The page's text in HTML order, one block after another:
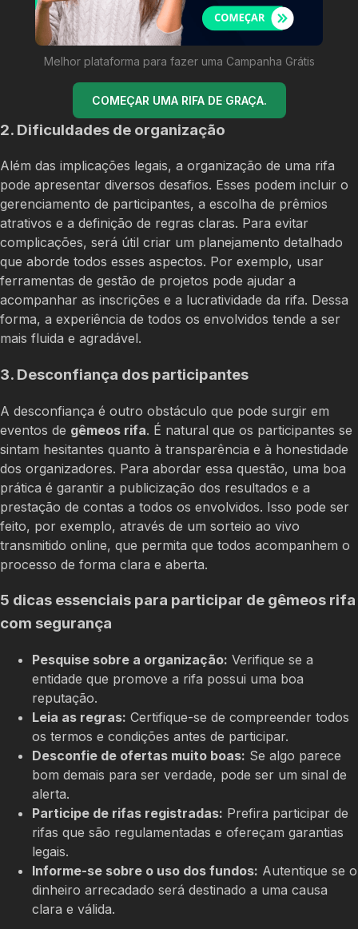
Melhor plataforma para fazer uma Campanha Grátis
COMEÇAR UMA RIFA DE GRAÇA.
2. Dificuldades de organização
Além das implicações legais, a organização de uma rifa
pode apresentar diversos desafios. Esses podem incluir o
gerenciamento de participantes, a escolha de prêmios
atrativos e a definição de regras claras. Para evitar
complicações, será útil criar um planejamento detalhado
que aborde todos esses aspectos. Por exemplo, usar
ferramentas de gestão de projetos pode ajudar a
acompanhar as inscrições e a lucratividade da rifa. Dessa
forma, a experiência de todos os envolvidos tende a ser
mais fluida e agradável.
3. Desconfiança dos participantes
A desconfiança é outro obstáculo que pode surgir em
eventos de gêmeos rifa. É natural que os participantes se
sintam hesitantes quanto à transparência e à honestidade
dos organizadores. Para abordar essa questão, uma boa
prática é garantir a publicização dos resultados e a
prestação de contas a todos os envolvidos. Isso pode ser
feito, por exemplo, através de um sorteio ao vivo
transmitido online, que permita que todos acompanhem o
processo de forma clara e aberta.
5 dicas essenciais para participar de gêmeos rifa
com segurança
Pesquise sobre a organização: Verifique se a
entidade que promove a rifa possui uma boa
reputação.
Leia as regras: Certifique-se de compreender todos
os termos e condições antes de participar.
Desconfie de ofertas muito boas: Se algo parece
bom demais para ser verdade, pode ser um sinal de
alerta.
Participe de rifas registradas: Prefira participar de
rifas que são regulamentadas e ofereçam garantias
legais.
Informe-se sobre o uso dos fundos: Autentique se o
dinheiro arrecadado será destinado a uma causa
clara e válida.